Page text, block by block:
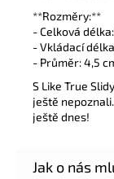
**Rozměry:**
- Celková
- Vkládací
- Průměr: 4,5
S Like True
ještě
ještě dnes!